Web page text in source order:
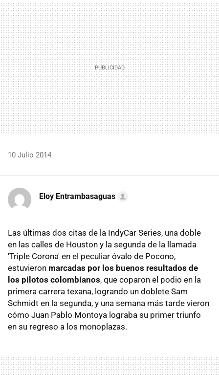
MAIL
10 Julio 2014
Eloy Entrambasaguas
Las últimas dos citas de la IndyCar Series, una doble
en las calles de Houston y la segunda de la llamada
'Triple Corona' en el peculiar óvalo de Pocono,
estuvieron marcadas por los buenos resultados de
los pilotos colombianos, que coparon el podio en la
primera carrera texana, logrando un doblete Sam
Schmidt en la segunda, y una semana más tarde vieron
cómo Juan Pablo Montoya lograba su primer triunfo
en su regreso a los monoplazas.